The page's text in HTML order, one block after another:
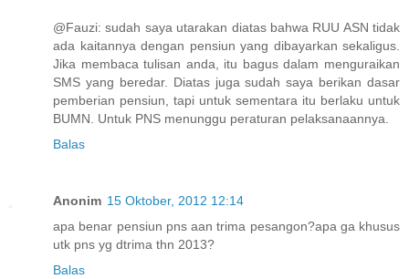
@Fauzi: sudah saya utarakan diatas bahwa RUU ASN tidak
ada kaitannya dengan pensiun yang dibayarkan sekaligus.
Jika membaca tulisan anda, itu bagus dalam menguraikan
SMS yang beredar. Diatas juga sudah saya berikan dasar
pemberian pensiun, tapi untuk sementara itu berlaku untuk
BUMN. Untuk PNS menunggu peraturan pelaksanaannya.
Balas
Anonim 15 Oktober, 2012 12:14
apa benar pensiun pns aan trima pesangon?apa ga khusus
utk pns yg dtrima thn 2013?
Balas